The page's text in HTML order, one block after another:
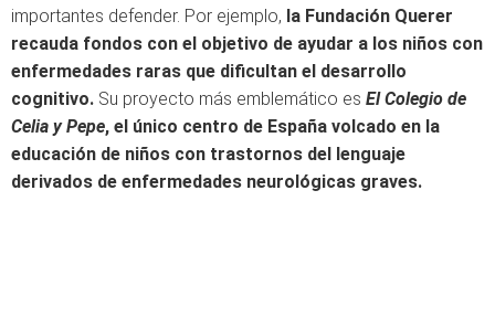
importantes defender. Por ejemplo, la Fundación Querer
recauda fondos con el objetivo de ayudar a los niños con
enfermedades raras que dificultan el desarrollo
cognitivo. Su proyecto más emblemático es El Colegio de
Celia y Pepe, el único centro de España volcado en la
educación de niños con trastornos del lenguaje
derivados de enfermedades neurológicas graves.